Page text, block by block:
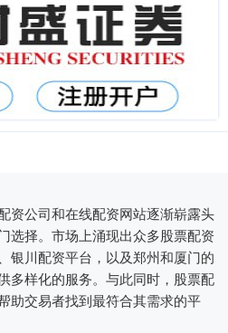
资公司和在线配资网站逐渐崭露头
选择。市场上涌现出众多股票配资
银川配资平台，以及郑州和厦门的
多样化的服务。与此同时，股票配
助交易者找到最符合其需求的平